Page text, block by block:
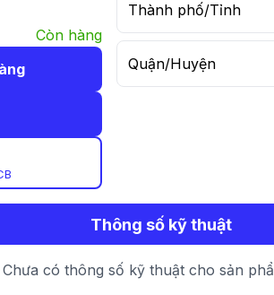
Còn hàng
Thành phố/Tỉnh
Quận/Huyện
Thông số kỹ thuật
Chưa có thông số kỹ thuật cho sản